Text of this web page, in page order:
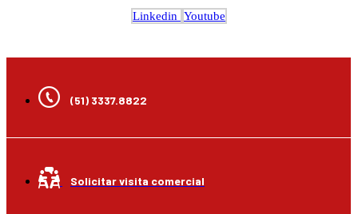
Linkedin Youtube
(51) 3337.8822
Solicitar visita comercial